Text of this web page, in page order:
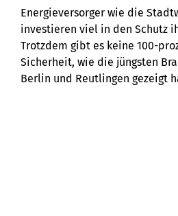
Energieversorger wie die
investieren viel in den Schutz
Trotzdem gibt es keine 100-
Sicherheit, wie die jüngsten
Berlin und Reutlingen gezeigt